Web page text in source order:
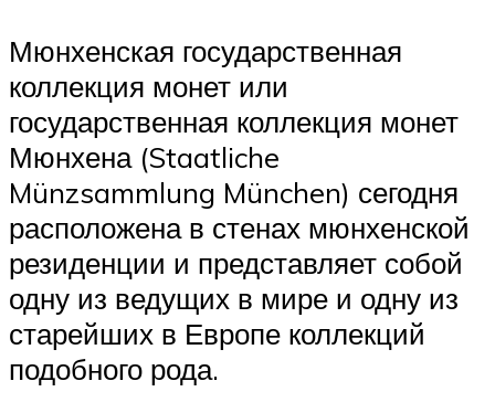
Мюнхенская государственная
коллекция монет или
государственная коллекция монет
Мюнхена (Staatliche
Münzsammlung München) сегодня
расположена в стенах мюнхенской
резиденции и представляет собой
одну из ведущих в мире и одну из
старейших в Европе коллекций
подобного рода.